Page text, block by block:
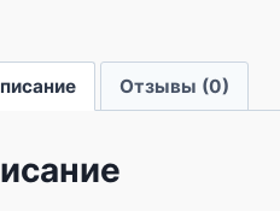
Отзывы (0)